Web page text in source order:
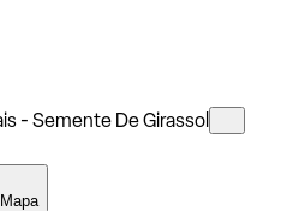
- Semente De Girassol
Mapa